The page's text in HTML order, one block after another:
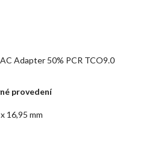
Adapter 50% PCR TCO9.0
provedení
16,95 mm